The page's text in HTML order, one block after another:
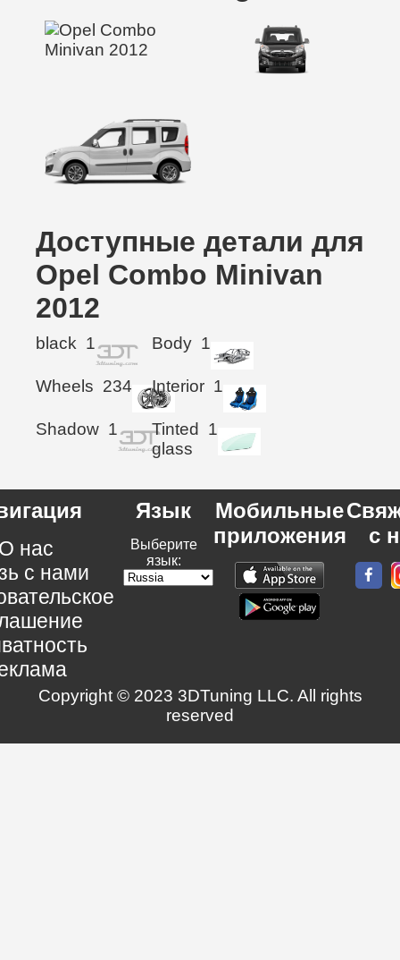
Доступные детали для
Opel Combo Minivan
2012
black 1 Body 1
Wheels 234 Interior 1
Shadow 1
Tinted
glass
1
нас
с нами
Язык
Выберите
язык:
Мобильные
приложения
с
Copyright © 2023 3DTuning LLC. All rights
reserved